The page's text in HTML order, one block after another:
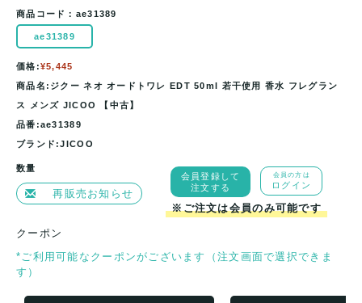
商品コード： ae31389
ae31389
価格:¥5,445
商品名:ジクー ネオ オードトワレ EDT 50ml 若干使用 香水 フレグラン
ス メンズ JICOO 【中古】
品番:ae31389
ブランド:JICOO
数量
再販売お知らせ
会員登録して
注文する
会員の方は
ログイン
※ご注文は会員のみ可能です
クーポン
*ご利用可能なクーポンがございます（注文画面で選択できま
す）